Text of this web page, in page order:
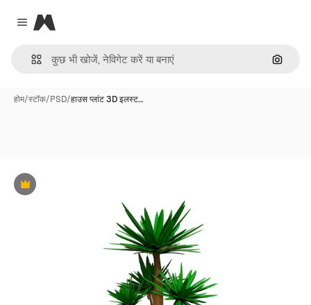
Close menu
Magnific
इमेज से
होम/स्टॉक/PSD/हाउस प्लांट 3D इलस्ट…
Premium